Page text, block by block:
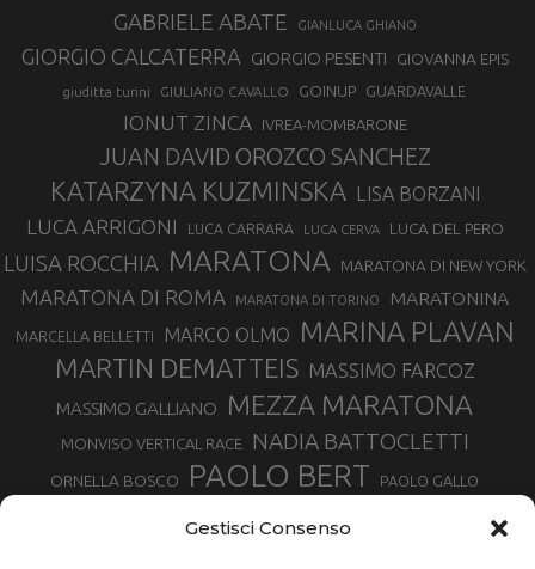
Gestisci Consenso
GABRIELE ABATE GIANLUCA GHIANO
GIORGIO CALCATERRA GIORGIO PESENTI GIOVANNA EPIS
giuditta turini GIULIANO CAVALLO GOINUP GUARDAVALLE
IONUT ZINCA IVREA-MOMBARONE
JUAN DAVID OROZCO SANCHEZ
KATARZYNA KUZMINSKA LISA BORZANI
LUCA ARRIGONI LUCA CARRARA LUCA CERVA LUCA DEL PERO
LUISA ROCCHIA MARATONA MARATONA DI NEW YORK
MARATONA DI ROMA MARATONA DI TORINO MARATONINA
MARCELLA BELLETTI MARCO OLMO MARINA PLAVAN
MARTIN DEMATTEIS MASSIMO FARCOZ
MASSIMO GALLIANO MEZZA MARATONA
MONVISO VERTICAL RACE NADIA BATTOCLETTI
ORNELLA BOSCO PAOLO BERT PAOLO GALLO